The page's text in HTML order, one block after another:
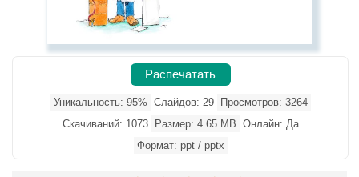
Распечатать
Уникальность: 95% Слайдов: 29
Просмотров: 3264
Скачиваний: 1073
Размер: 4.65 MB Онлайн: Да
Формат: ppt / pptx